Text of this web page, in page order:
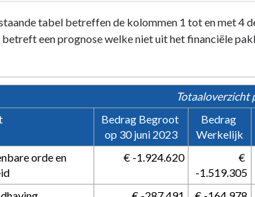
tabel betreffen de kolommen 1 tot en met 4
een prognose welke niet uit het financiële
Totaaloverzicht
Bedrag Begroot
op 30 juni 2023
Bedrag
Werkelijk
orde en
€ -1.924.620
-1.519.305